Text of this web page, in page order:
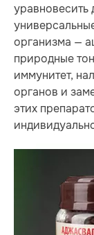
организма —
природные
иммунитет,
органов и
этих